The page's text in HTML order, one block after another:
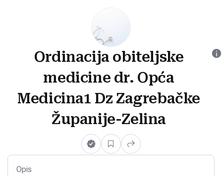
Ordinacija obiteljske
medicine dr. Opća
Medicina1 Dz Zagrebačke
Županije-Zelina
Opis